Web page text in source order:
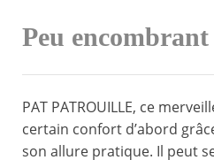
Peu encombrant
PAT PATROUILLE, ce
certain confort d’abord
son allure pratique. Il peut